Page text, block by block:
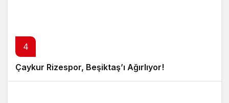
4
Çaykur Rizespor, Beşiktaş’ı Ağırlıyor!